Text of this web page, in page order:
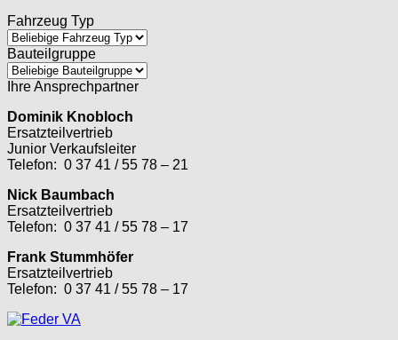
Fahrzeug Typ
Bauteilgruppe
Ihre Ansprechpartner
Dominik Knobloch
Ersatzteilvertrieb
Junior Verkaufsleiter
Telefon: 0 37 41 / 55 78 – 21
Nick Baumbach
Ersatzteilvertrieb
Telefon: 0 37 41 / 55 78 – 17
Frank Stummhöfer
Ersatzteilvertrieb
Telefon: 0 37 41 / 55 78 – 17